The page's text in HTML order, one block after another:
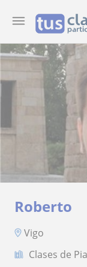
Roberto
Vigo
Clases de